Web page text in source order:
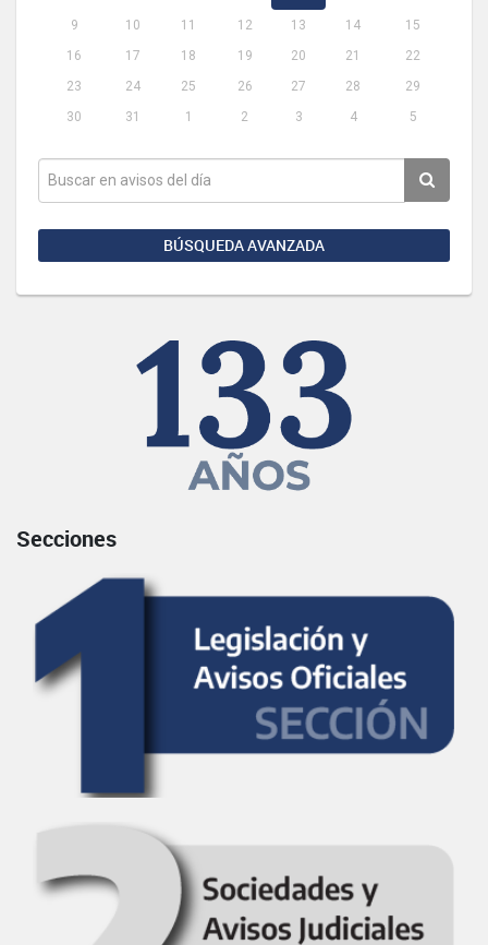
9
10 11 12 13 14
15
16
17 18 19 20 21
22
23
24 25 26 27 28
29
30
31 1 2 3 4 5
BÚSQUEDA AVANZADA
Secciones